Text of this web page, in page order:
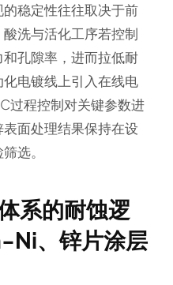
稳定性往往取决于前
洗与活化工序若控制
孔隙率，进而拉低耐
电镀线上引入在线电
过程控制对关键参数进
面处理结果保持在设
选。
系的耐蚀逻
Ni、锌片涂层